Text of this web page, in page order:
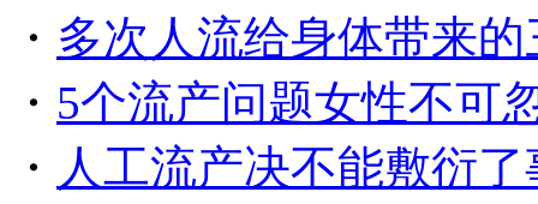
・ 多次人流给身体带来
・ 5个流产问题女性不可
・ 人工流产决不能敷衍了